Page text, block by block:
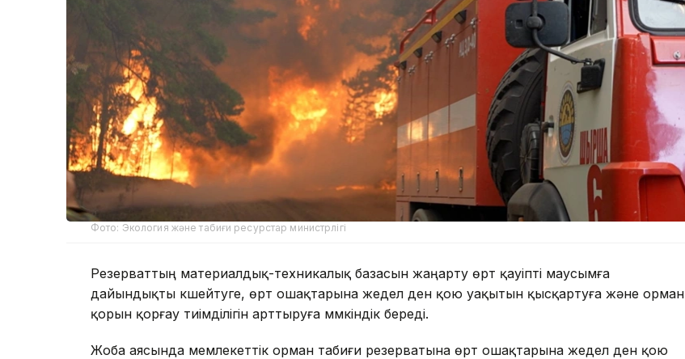
Фото: Экология және табиғи ресурстар министрлігі
Резерваттың материалдық-техникалық базасын жаңарту өрт қауіпті маусымға
дайындықты күшейтуге, өрт ошақтарына жедел ден қою уақытын қысқартуға және орман
қорын қорғау тиімділігін арттыруға мүмкіндік береді.
Жоба аясында мемлекеттік орман табиғи резерватына өрт ошақтарына жедел ден қою